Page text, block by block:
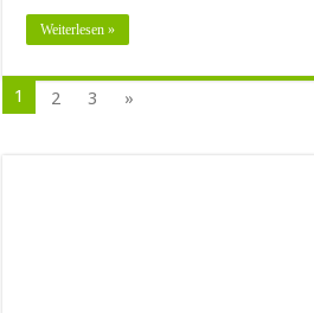
Weiterlesen »
1 2 3 »